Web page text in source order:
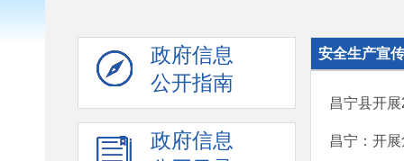
政府信息
公开指南
政府信息
安全生产宣传
昌宁县开
昌宁：开